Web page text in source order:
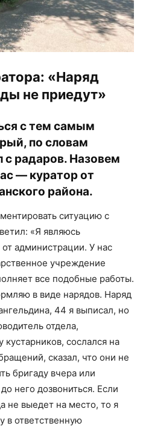
«Наряд
не приедут»
с тем самым
по словам
радаров. Назовем
— куратор от
района.
ситуацию с
«Я являюсь
администрации. У нас
учреждение
все подобные работы.
в виде нарядов. Наряд
44 я выписал, но
отдела,
кустарников, сослался на
сказал, что они не
бригаду вчера или
него дозвониться. Если
не выедет на место, то я
в ответственную